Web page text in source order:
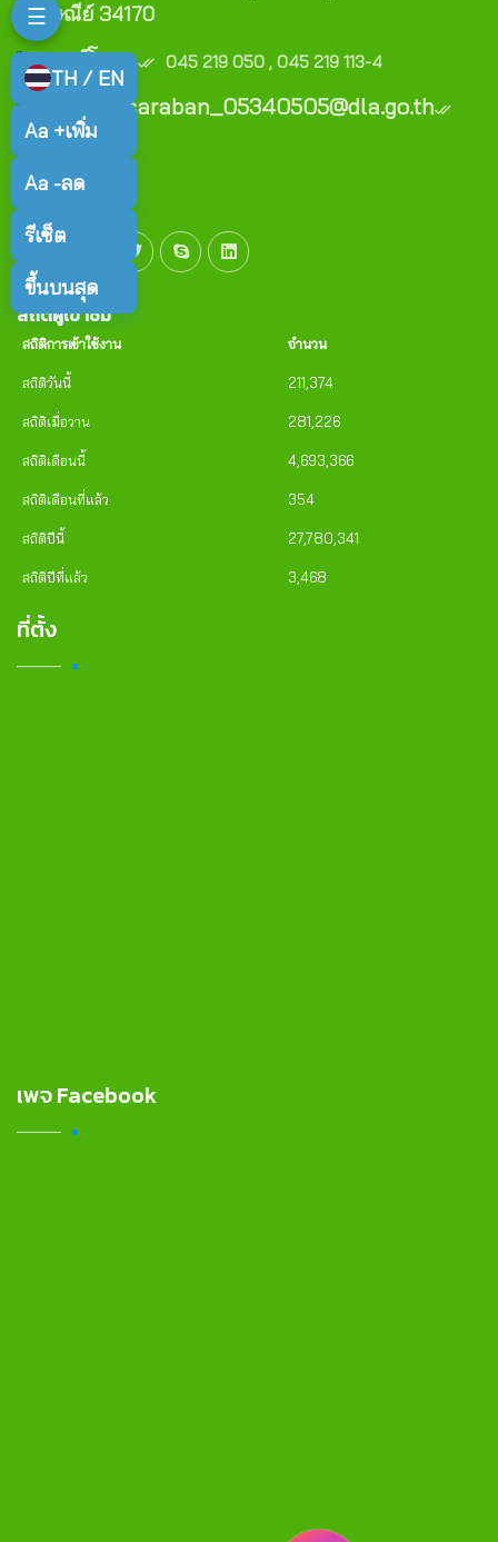
☰
TH / EN
Aa +เพิ่ม
Aa -ลด
รีเซ็ต
ขึ้นบนสุด
ไปรษณีย์ 34170
เบอร์โทร : 045 219 050 , 045 219 113-4
E-mail : saraban_05340505@dla.go.th
Copyright (c)
สิถิติผู้เข้าชม
สถิติการเข้าใช้งาน จำนวน
สถิติวันนี้ 211,374
สถิติเมื่อวาน 281,226
สถิติเดือนนี้ 4,693,366
สถิติเดือนที่แล้ว 354
สถิติปีนี้ 27,780,341
สถิติปีที่แล้ว 3,468
ที่ตั้ง
เพจ Facebook